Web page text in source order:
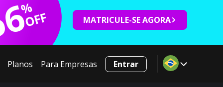
%
OFF MATRICULE-SE AGORA
Planos Para Empresas Entrar